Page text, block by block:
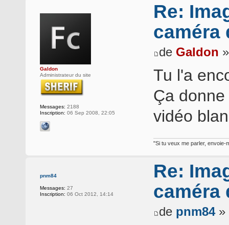
Galdon
Administrateur du site
Messages: 2188
Inscription: 06 Sep 2008, 22:05
Re:
caméra
de Galdon
Tu l'a
Ça
vidéo
"Si tu veux me parler, envoie-
pnm84
Messages: 27
Inscription: 06 Oct 2012, 14:14
Re:
caméra
de pnm84»